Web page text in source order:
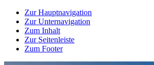
Zur Hauptnavigation
Zur Unternavigation
Zum Inhalt
Zur Seitenleiste
Zum Footer